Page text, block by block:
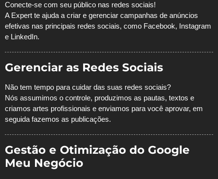
Conecte-se com seu público nas redes sociais!
A Expert te ajuda a criar e gerenciar campanhas de anúncios
efetivas nas principais redes sociais, como Facebook, Instagram
e LinkedIn.
Gerenciar as Redes Sociais
Não tem tempo para cuidar das suas redes sociais?
Nós assumimos o controle, produzimos as pautas, textos e
criamos artes profissionais e enviamos para você aprovar, em
seguida fazemos as publicações.
Gestão e Otimização do Google
Meu Negócio